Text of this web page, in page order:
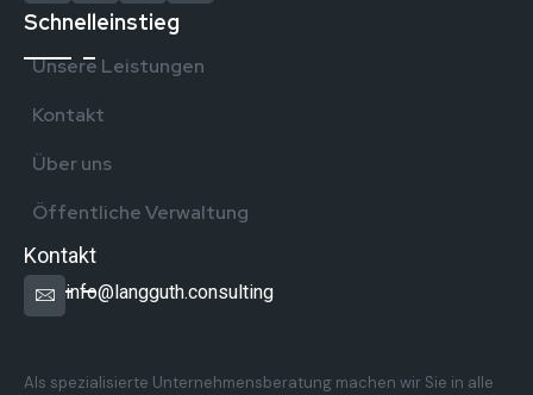
Schnelleinstieg
Unsere Leistungen
Kontakt
Über uns
Öffentliche Verwaltung
Kontakt
info@langguth.consulting
Als spezialisierte Unternehmensberatung machen wir Sie in alle